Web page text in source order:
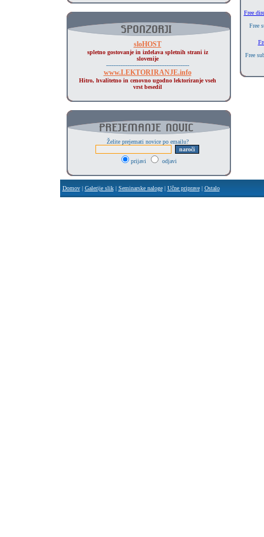
sloHOST
spletno gostovanje in izdelava spletnih strani iz
slovenije
-----------------------------------------------
www.LEKTORIRANJE.info
Hitro, hvalitetno in cenovno ugodno lektoriranje vseh
vrst besedil
Želite prejemati novice po emailu?
prijavi odjavi
Free
Free
Free
Domov| Galerije slik| Seminarske naloge| Učne priprave| Ostalo